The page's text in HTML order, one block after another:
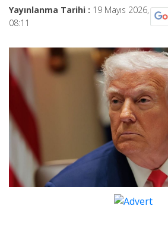
Yayınlanma Tarihi : 19 Mayıs 2026,
08:11